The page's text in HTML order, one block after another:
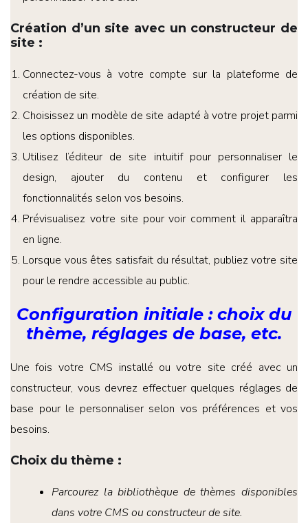
Création d’un site avec un constructeur de
site :
Connectez-vous à votre compte sur la plateforme de
création de site.
Choisissez un modèle de site adapté à votre projet parmi
les options disponibles.
Utilisez l’éditeur de site intuitif pour personnaliser le
design, ajouter du contenu et configurer les
fonctionnalités selon vos besoins.
Prévisualisez votre site pour voir comment il apparaîtra
en ligne.
Lorsque vous êtes satisfait du résultat, publiez votre site
pour le rendre accessible au public.
Configuration initiale : choix du
thème, réglages de base, etc.
Une fois votre CMS installé ou votre site créé avec un
constructeur, vous devrez effectuer quelques réglages de
base pour le personnaliser selon vos préférences et vos
besoins.
Choix du thème :
Parcourez la bibliothèque de thèmes disponibles
dans votre CMS ou constructeur de site.